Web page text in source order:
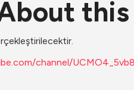
channel/